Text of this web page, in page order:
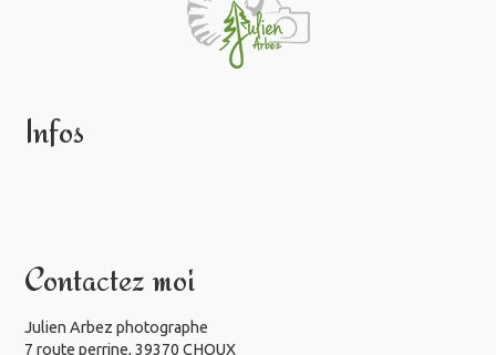
Infos
Contactez moi
Julien Arbez photographe
7 route perrine, 39370 CHOUX